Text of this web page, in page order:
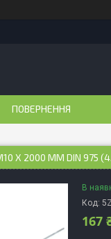
ПОВЕРНЕННЯ
Х 2000 ММ DIN 975
В
Код:
167